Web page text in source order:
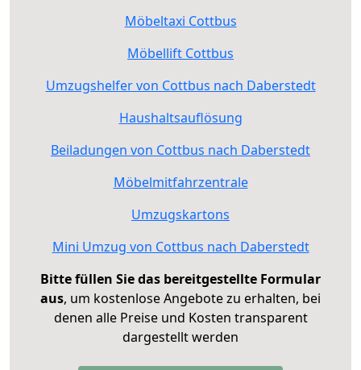
Möbeltaxi Cottbus
Möbellift Cottbus
Umzugshelfer von Cottbus nach Daberstedt
Haushaltsauflösung
Beiladungen von Cottbus nach Daberstedt
Möbelmitfahrzentrale
Umzugskartons
Mini Umzug von Cottbus nach Daberstedt
Bitte füllen Sie das bereitgestellte Formular
aus, um kostenlose Angebote zu erhalten, bei
denen alle Preise und Kosten transparent
dargestellt werden